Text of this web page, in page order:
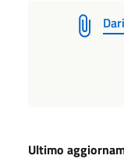
Ultimo